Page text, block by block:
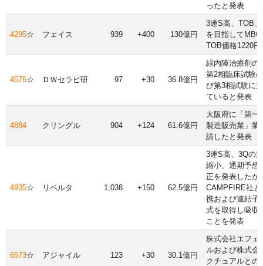
ったと発表
4295☆ フェイス 939 +400 130億円
3連S高、TOB
を目指して
TOB価格1220円
4576☆ ＤＷセラピ研 97 +30 36.8億円
緑内障治療剤の
第2相臨床試験
び第3相試験に
ていると発表
4884 クリングル 904 +124 61.6億円
大阪府に「第一
製造販売業」業
請したと発表
4935☆ リベルタ 1,038 +150 62.5億円
3連S高、3Qの
縮小、通期予想
正を発表したが
CAMPFIRE社と
携および連結子
式を取得し吸収
ことを発表
6573☆ アジャイル 123 +30 30.1億円
株式会社エフェ
ルおよび株式会
クチュアルとの